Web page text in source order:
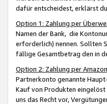
dafür entscheidest, erklärst
Option 1: Zahlung per
Namen der Bank, die
erforderlich) nennen. Sollten
fällige Gesamtbetrag den in
Option 2: Zahlung per
Partnerkonto genannte
Kauf von Produkten eingelöst
uns das Recht vor,